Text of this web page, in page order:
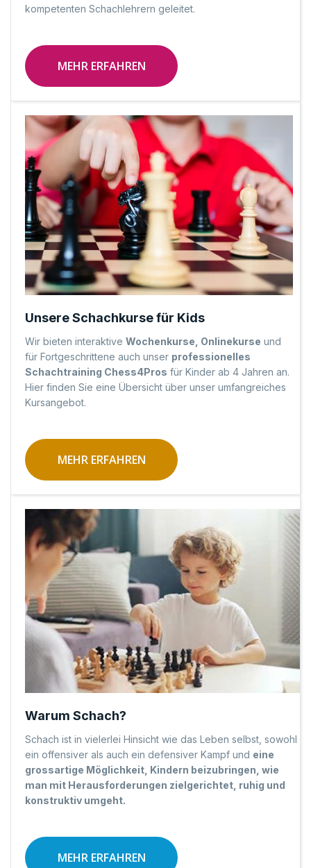
kompetenten Schachlehrern geleitet.
MEHR ERFAHREN
Unsere Schachkurse für Kids
Wir bieten interaktive Wochenkurse, Onlinekurse und
für Fortgeschrittene auch unser professionelles
Schachtraining Chess4Pros für Kinder ab 4 Jahren an.
Hier finden Sie eine Übersicht über unser umfangreiches
Kursangebot.
MEHR ERFAHREN
Warum Schach?
Schach ist in vielerlei Hinsicht wie das Leben selbst, sowohl
ein offensiver als auch ein defensiver Kampf und eine
grossartige Möglichkeit, Kindern beizubringen, wie
man mit Herausforderungen zielgerichtet, ruhig und
konstruktiv umgeht.
MEHR ERFAHREN